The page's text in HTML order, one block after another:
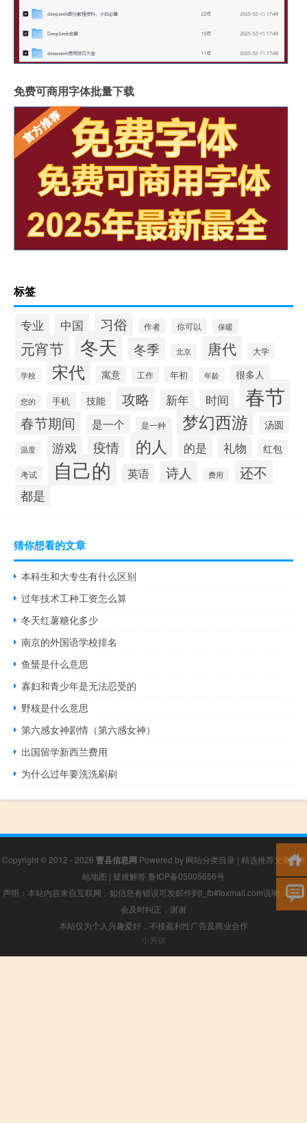
免费可商用字体批量下载
标签
专业 中国 习俗 作者 你可以 保暖
元宵节 冬天 冬季 北京 唐代 大学
学校 宋代 寓意 工作 年初 年龄 很多人
您的 手机 技能 攻略 新年 时间 春节
春节期间 是一个 是一种 梦幻西游 汤圆
温度 游戏 疫情 的人 的是 礼物 红包
考试 自己的 英语 诗人 费用 还不
都是
猜你想看的文章
本科生和大专生有什么区别
过年技术工种工资怎么算
冬天红薯糖化多少
南京的外国语学校排名
鱼蜑是什么意思
寡妇和青少年是无法忍受的
野核是什么意思
第六感女神剧情（第六感女神）
出国留学新西兰费用
为什么过年要洗洗刷刷
Copyright © 2012 - 2026 曹县信息网 Powered by 网站分类目录 | 精选推荐文章|网
站地图 | 疑难解答 鲁ICP备05005656号
声明：本站内容来自互联网，如信息有错误可发邮件到f_fb#foxmail.com说明，我们
会及时纠正，谢谢
本站仅为个人兴趣爱好，不接盈利性广告及商业合作
小男孩